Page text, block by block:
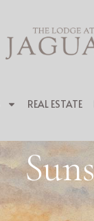
REAL ESTATE